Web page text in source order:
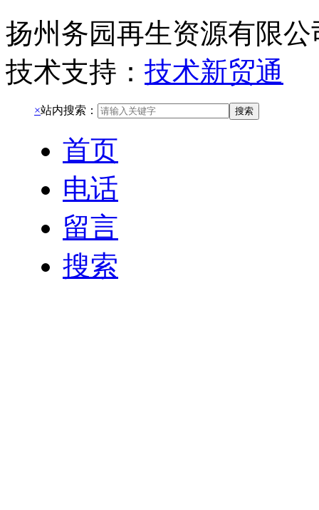
扬州务园再生资源有限
技术支持： 技术新贸通
×站内搜索： 搜索
首页
电话
留言
搜索